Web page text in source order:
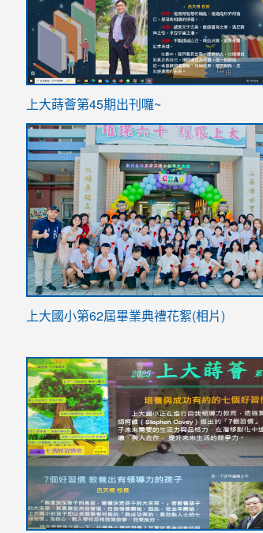
ink
https://sites.google.com/stes.tyc.edu.tw/
link
https://sites.google.com/stes.tyc.edu.tw/
上大蒔薈第45期出刊囉~
link
YfDQppRvyMk686kIw6SBbssEIZ6WnT/
usp=sharing
上大國小第62屆畢業典禮花絮(相片)
to
https://drive.google.com/file/d/1I-
YfDQppRvyMk686kIw6SBbssEIZ6WnT/
usp=sharing
to
https://sites.google.com/stes.tyc.edu.tw/